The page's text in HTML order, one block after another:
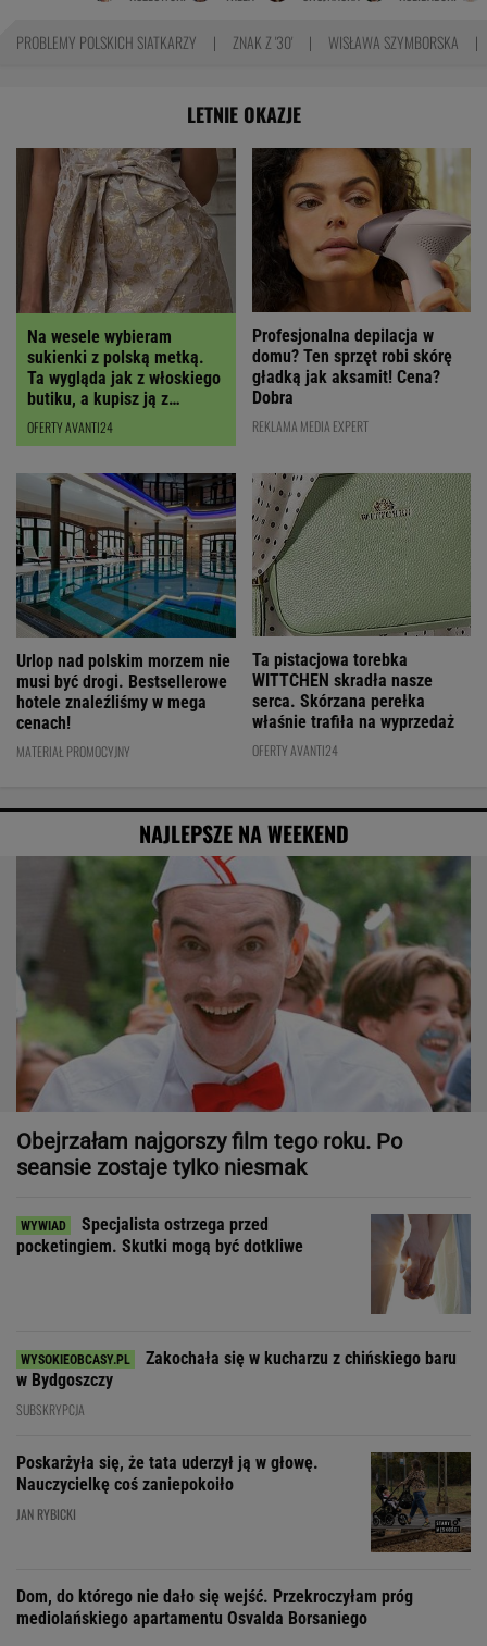
PROBLEMY POLSKICH SIATKARZY ZNAK Z '30' WISŁAWA SZYMBORSKA
LETNIE OKAZJE
Na wesele wybieram
sukienki z polską metką.
Ta wygląda jak z włoskiego
butiku, a kupisz ją z
RABATEM
OFERTY AVANTI24
Profesjonalna depilacja w
domu? Ten sprzęt robi skórę
gładką jak aksamit! Cena?
Dobra
REKLAMA MEDIA EXPERT
Urlop nad polskim morzem nie
musi być drogi. Bestsellerowe
hotele znaleźliśmy w mega
cenach!
MATERIAŁ PROMOCYJNY
Ta pistacjowa torebka
WITTCHEN skradła nasze
serca. Skórzana perełka
właśnie trafiła na wyprzedaż
OFERTY AVANTI24
NAJLEPSZE NA WEEKEND
Obejrzałam najgorszy film tego roku. Po
seansie zostaje tylko niesmak
Specjalista ostrzega przed
pocketingiem. Skutki mogą być dotkliwe
Zakochała się w kucharzu z chińskiego baru
w Bydgoszczy
SUBSKRYPCJA
Poskarżyła się, że tata uderzył ją w głowę.
Nauczycielkę coś zaniepokoiło
JAN RYBICKI
Dom, do którego nie dało się wejść. Przekroczyłam próg
mediolańskiego apartamentu Osvalda Borsaniego